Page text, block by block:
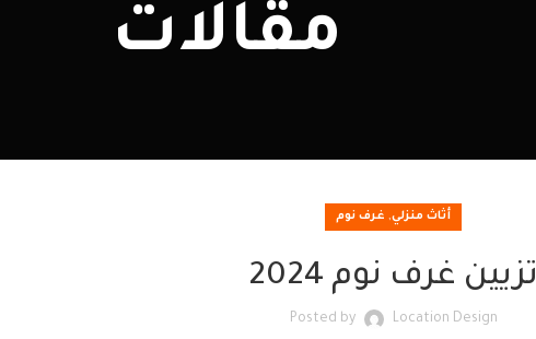
مقالات
أثاث منزلي, غرف نوم
تزيين غرف نوم 2024
Posted by Location Design